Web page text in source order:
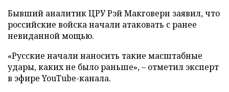
Бывший аналитик ЦРУ Рэй Макговерн заявил, что
российские войска начали атаковать с ранее
невиданной мощью.
«Русские начали наносить такие масштабные
удары, каких не было раньше», – отметил эксперт
в эфире YouTube-канала.